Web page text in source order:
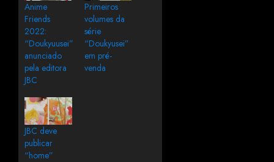
Anime
Friends
2022:
“Doukyuusei”
anunciado
pela editora
JBC
Primeiros
volumes da
série
“Doukyusei”
em pré-
venda
JBC deve
publicar
“home”